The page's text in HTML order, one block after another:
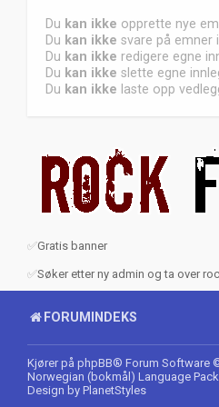
Du kan ikke opprette nye
Du kan ikke svare på
Du kan ikke redigere egne
Du kan ikke slette egne
Du kan ikke laste opp
✅Gratis banner
✅Søker etter ny admin og ta over
FORUMINDEKS
Kjører på phpBB® Forum Software
Norwegian (bokmål) Language Pack
Design by PlanetStyles